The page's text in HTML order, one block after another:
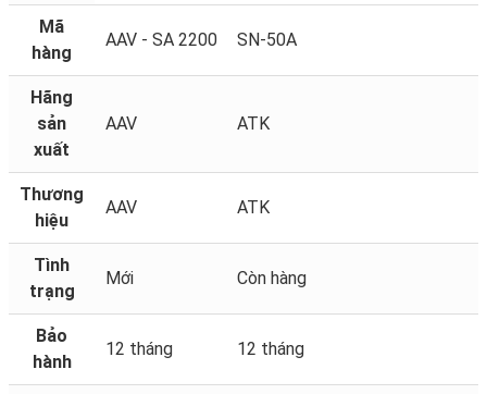
Mã
hàng
AAV - SA 2200 SN-50A
Hãng
sản
xuất
AAV ATK
Thương
hiệu
AAV ATK
Tình
trạng
Mới Còn hàng
Bảo
hành
12 tháng 12 tháng